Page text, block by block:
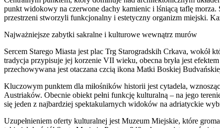
punkt widokowy na czerwone dachy kamienic i lśniącą taflę
przestrzeni stworzyli funkcjonalny i estetyczny organizm miejski.
Najważniejsze zabytki sakralne i kulturowe wewnątrz murów
Sercem Starego Miasta jest plac Trg Starogradskih Crkava, wokół
tradycja przypisuje jej korzenie VII wieku, obecna bryła jest
przechowywana jest otaczana czcią ikona Matki Boskiej
Kluczowym punktem dla miłośników historii jest cytadela,
Austriaków. Obecnie obiekt pełni funkcję kulturalną – na jego
się jeden z najbardziej spektakularnych widoków na adriatyckie
Uzupełnieniem oferty kulturalnej jest Muzeum Miejskie, które